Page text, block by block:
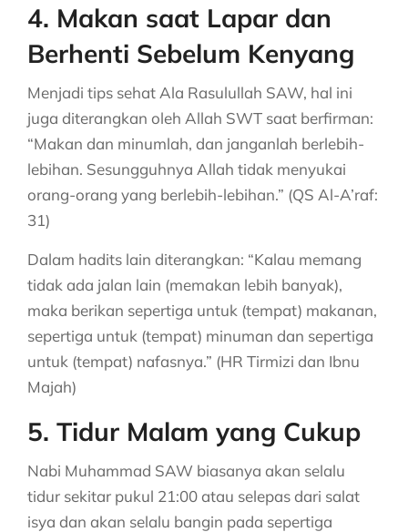
4. Makan saat Lapar dan
Berhenti Sebelum Kenyang
Menjadi tips sehat Ala Rasulullah SAW, hal ini
juga diterangkan oleh Allah SWT saat berfirman:
“Makan dan minumlah, dan janganlah berlebih-
lebihan. Sesungguhnya Allah tidak menyukai
orang-orang yang berlebih-lebihan.” (QS Al-A’raf:
31)
Dalam hadits lain diterangkan: “Kalau memang
tidak ada jalan lain (memakan lebih banyak),
maka berikan sepertiga untuk (tempat) makanan,
sepertiga untuk (tempat) minuman dan sepertiga
untuk (tempat) nafasnya.” (HR Tirmizi dan Ibnu
Majah)
5. Tidur Malam yang Cukup
Nabi Muhammad SAW biasanya akan selalu
tidur sekitar pukul 21:00 atau selepas dari salat
isya dan akan selalu bangin pada sepertiga